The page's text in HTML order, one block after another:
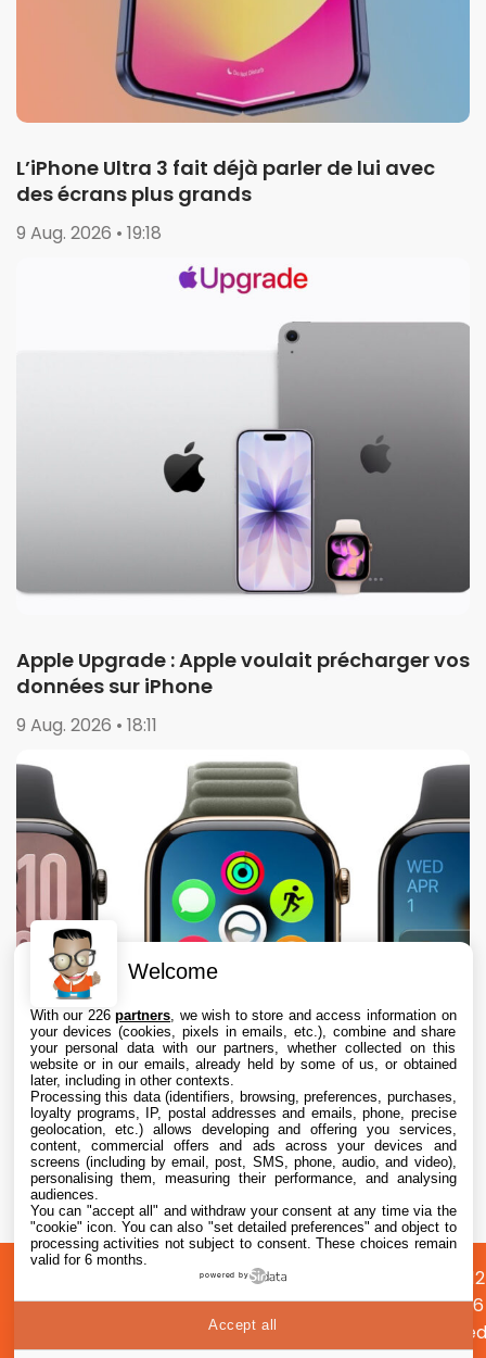
L’iPhone Ultra 3 fait déjà parler de lui avec
des écrans plus grands
9 Aug. 2026 • 19:18
Apple Upgrade : Apple voulait précharger vos
données sur iPhone
9 Aug. 2026 • 18:11
Apple envisage une refonte radicale de
l’Apple Watch, dont des écrans ronds
9 Aug. 2026 • 17:35
propos
Préférences
cookies
Confidentialité
©
2026
Welcome
With our 226partners , we wish to store and access information on
your devices (cookies, pixels in emails, etc.), combine and share
your personal data with our partners, whether collected on this
website or in our emails, already held by some of us, or obtained
later, including in other contexts.
Processing this data (identifiers, browsing, preferences, purchases,
loyalty programs, IP, postal addresses and emails, phone, precise
geolocation, etc.) allows developing and offering you services,
content, commercial offers and ads across your devices and
screens (including by email, post, SMS, phone, audio, and video),
personalising them, measuring their performance, and analysing
audiences.
You can "accept all" and withdraw your consent at any time via the
"cookie" icon. You can also "set detailed preferences" and object to
processing activities not subject to consent. These choices remain
valid for 6 months.
powered by
Accept all